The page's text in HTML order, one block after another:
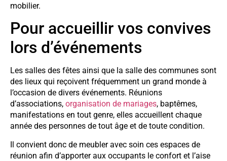
mobilier.
Pour accueillir vos convives
lors d’événements
Les salles des fêtes ainsi que la salle des communes sont
des lieux qui reçoivent fréquemment un grand monde à
l’occasion de divers événements. Réunions
d’associations, organisation de mariages, baptêmes,
manifestations en tout genre, elles accueillent chaque
année des personnes de tout âge et de toute condition.
Il convient donc de meubler avec soin ces espaces de
réunion afin d’apporter aux occupants le confort et l’aise